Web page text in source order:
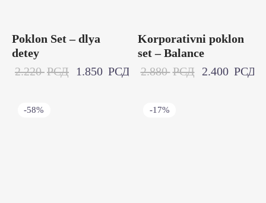
Poklon Set – dlya
detey
2.220РСД 1.850 РСД
Korporativni poklon
set – Balance
2.880РСД 2.400 РСД
-58% -17%